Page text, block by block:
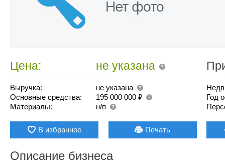
Цена: не указана
Выручка:
не указана
Основные средства:
195 000 000₽
Материалы: н/п
Год
В избранное Печать
Описание бизнеса